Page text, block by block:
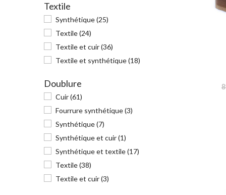
Porronet
Refresh
(2)
Softwaves (4)
(8)
tbs (9)
Teddy Smith
Xti
Zaxy(1)
46(6)
47(3)
47/48(1)
48(1)
Camel
Gris(3)
(1)
Bleu foncé
Zèbre(3)
Marine(5)
Vert(5)
Textile
Synthétique(25)
Textile(24)
Textile et cuir(36)
Textile et synthétique(18)
Doublure
Cuir(61)
Fourrure synthétique(3)
Synthétique(7)
Synthétique et cuir(1)
Synthétique et textile(17)
Textile(38)
Textile et cuir(3)